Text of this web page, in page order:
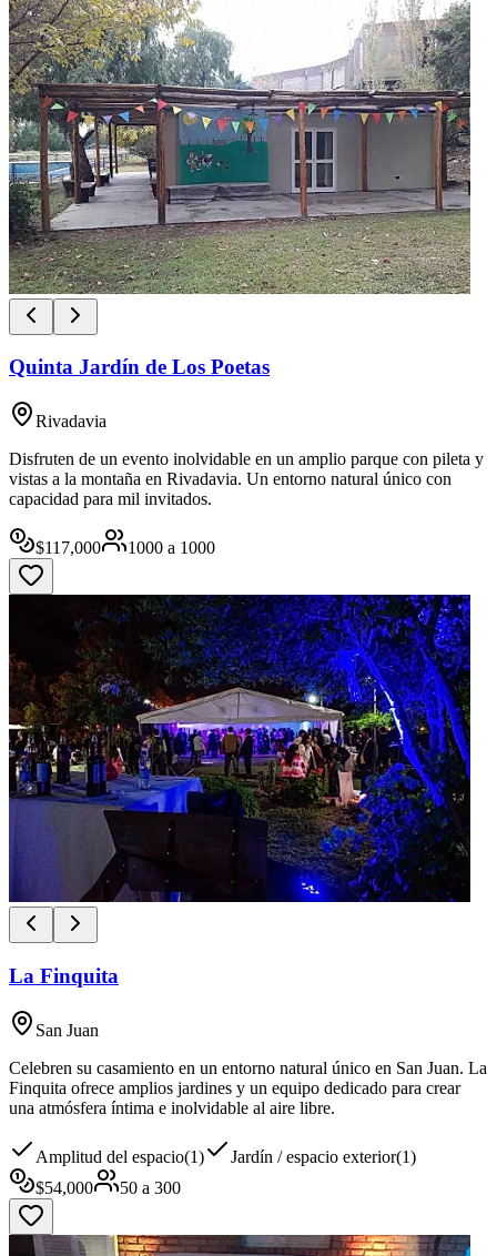
Quinta Jardín de Los Poetas
Rivadavia
Disfruten de un evento inolvidable en un amplio parque con pileta y
vistas a la montaña en Rivadavia. Un entorno natural único con
capacidad para mil invitados.
$117,000 1000 a 1000
La Finquita
San Juan
Celebren su casamiento en un entorno natural único en San Juan. La
Finquita ofrece amplios jardines y un equipo dedicado para crear
una atmósfera íntima e inolvidable al aire libre.
Amplitud del espacio(1) Jardín / espacio exterior(1)
$54,000 50 a 300